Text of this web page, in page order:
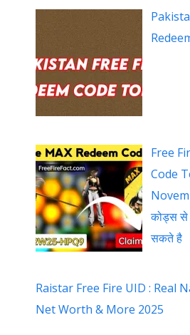
Free
Code
कोड्स से
सकते है
Raistar Free Fire UID : Real
Net Worth & More 2025